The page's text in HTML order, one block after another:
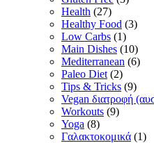
Health (27)
Healthy Food (3)
Low Carbs (1)
Main Dishes (10)
Mediterranean (6)
Paleo Diet (2)
Tips & Tricks (9)
Vegan διατροφή
Workouts (9)
Yoga (8)
Γαλακτοκομικά (1)